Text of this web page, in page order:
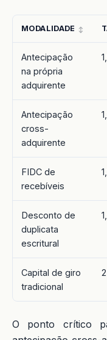
MODALIDADE
Antecipação
na própria
adquirente
Antecipação
cross-
adquirente
FIDC de
recebíveis
Desconto de
duplicata
escritural
Capital de giro
tradicional
O ponto crítico